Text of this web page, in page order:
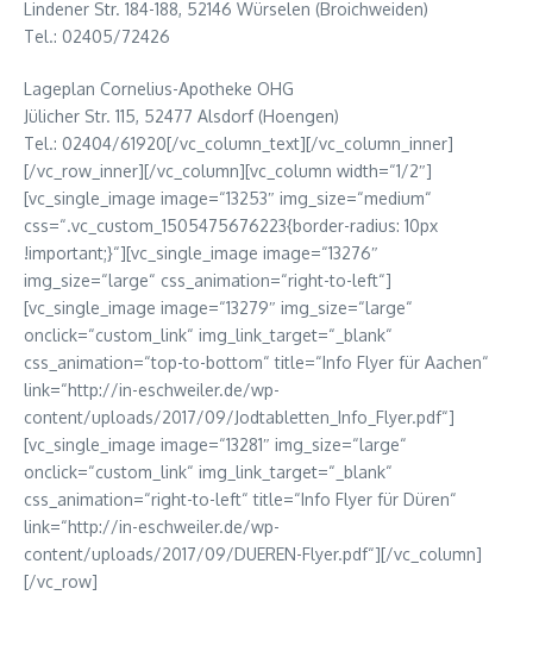
Lindener Str. 184-188, 52146 Würselen (Broichweiden)
Tel.: 02405/72426
Lageplan Cornelius-Apotheke OHG
Jülicher Str. 115, 52477 Alsdorf (Hoengen)
Tel.: 02404/61920[/vc_column_text][/vc_column_inner]
[/vc_row_inner][/vc_column][vc_column width=“1/2″]
[vc_single_image image=“13253″ img_size=“medium“
css=“.vc_custom_1505475676223{border-radius: 10px
!important;}“][vc_single_image image=“13276″
img_size=“large“ css_animation=“right-to-left“]
[vc_single_image image=“13279″ img_size=“large“
onclick=“custom_link“ img_link_target=“_blank“
css_animation=“top-to-bottom“ title=“Info Flyer für Aachen“
link=“http://in-eschweiler.de/wp-
content/uploads/2017/09/Jodtabletten_Info_Flyer.pdf“]
[vc_single_image image=“13281″ img_size=“large“
onclick=“custom_link“ img_link_target=“_blank“
css_animation=“right-to-left“ title=“Info Flyer für Düren“
link=“http://in-eschweiler.de/wp-
content/uploads/2017/09/DUEREN-Flyer.pdf“][/vc_column]
[/vc_row]